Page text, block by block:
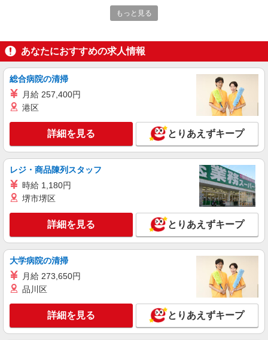
派遣社員
パーソルテンプスタッフ株式会社 上信コーディネートセンター（上
＜9-16時×土日祝休み×時給1300円★＞未経験
OKのモノづくり［組立・検査］
長野県上田市／最寄駅：大屋駅 ≪車通勤可
≫
キープ 詳細を見る
派遣社員
パーソルテンプスタッフ株式会社 上信コーディネートセンター（上
田）/26-0429479
8月開始★高収入！夜勤でさらに稼げる製造ワ
ーク★月給20万以上＠上田市
長野県上田市／最寄駅：大屋駅 ≪車通勤可
≫ ※無料駐車場あり
キープ 詳細を見る
派遣社員
もっと見る
あなたにおすすめの求人情報
総合病院の清掃
月給 257,400円
港区
詳細を見る とりあえずキープ
レジ・商品陳列スタッフ
時給 1,180円
堺市堺区
詳細を見る とりあえずキープ
大学病院の清掃
月給 273,650円
品川区
詳細を見る とりあえずキープ